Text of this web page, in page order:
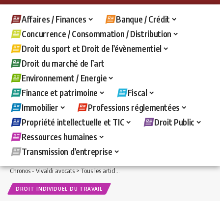
Affaires / Finances
Banque / Crédit
Concurrence / Consommation / Distribution
Droit du sport et Droit de l’évènementiel
Droit du marché de l’art
Environnement / Energie
Finance et patrimoine
Fiscal
Immobilier
Professions réglementées
Propriété intellectuelle et TIC
Droit Public
Ressources humaines
Transmission d’entreprise
Chronos - Vivaldi avocats>Tous les articles >Ressources humaines>Droit
DROIT INDIVIDUEL DU TRAVAIL